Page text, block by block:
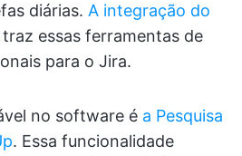
diárias. A integração do
traz essas ferramentas de
para o Jira.
no software é a Pesquisa
. Essa funcionalidade